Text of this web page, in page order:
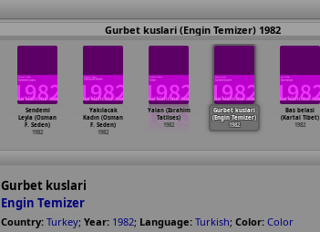
Gurbet kuslari (Engin Temizer) 1982
Sendemi
Leyla (Osman
F. Seden)
1982
Yakılacak
Kadın (Osman
F. Seden)
1982
Yalan (Ibrahim
Tatlises)
1982
Gurbet kuslari
(Engin Temizer)
1982
Bas belasi
(Kartal Tibet)
1982
Gurbet kuslari
Engin Temizer
Country: Turkey; Year: 1982; Language: Turkish; Color: Color